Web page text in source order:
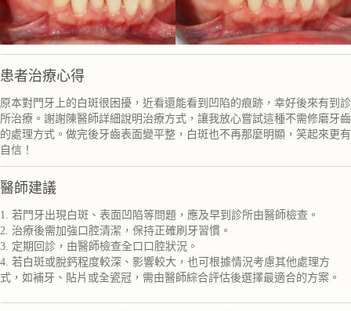
患者治療心得
原本對門牙上的白斑很困擾，近看還能看到凹陷的痕跡，幸好後來有到診
所治療。謝謝陳醫師詳細說明治療方式，讓我放心嘗試這種不需修磨牙齒
的處理方式。做完後牙齒表面變平整，白斑也不再那麼明顯，笑起來更有
自信！
醫師建議
1. 若門牙出現白斑、表面凹陷等問題，應及早到診所由醫師檢查。
2. 治療後需加強口腔清潔，保持正確刷牙習慣。
3. 定期回診，由醫師檢查全口口腔狀況。
4. 若白斑或脫鈣程度較深、影響較大，也可根據情況考慮其他處理方
式，如補牙、貼片或全瓷冠，需由醫師綜合評估後選擇最適合的方案。